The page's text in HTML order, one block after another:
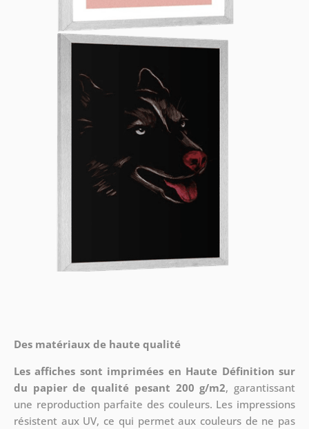
Des matériaux de haute qualité
Les affiches sont imprimées en Haute Définition sur
du papier de qualité pesant 200 g/m2, garantissant
une reproduction parfaite des couleurs. Les impressions
résistent aux UV, ce qui permet aux couleurs de ne pas